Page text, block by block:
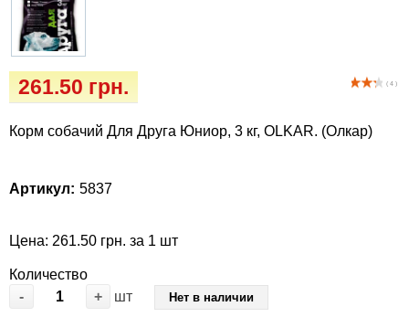
( 4 )
261.50 грн.
Корм собачий Для Друга Юниор, 3 кг, OLKAR. (Олкар)
Артикул: 5837
Цена: 261.50 грн. за 1 шт
Количество
-
+ шт Нет в наличии
Ласощі та корма
Vet Diet Canine Wet - ветеринарные диеты
для собак
Лежаки, будиночки, охолоджуючи
Післяопераційні засоби та витратні